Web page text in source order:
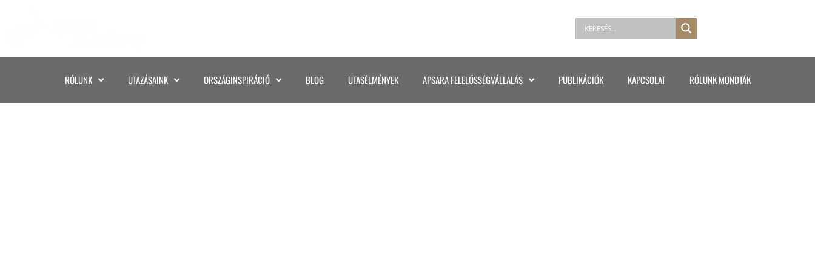
RÓLUNK UTAZÁSAINK ORSZÁGINSPIRÁCIÓ BLOG UTASÉLMÉNYEK APSARA FELELŐSSÉGVÁLLALÁS PUBLIKÁCIÓK KAPCSOLAT RÓLUNK MONDTÁK